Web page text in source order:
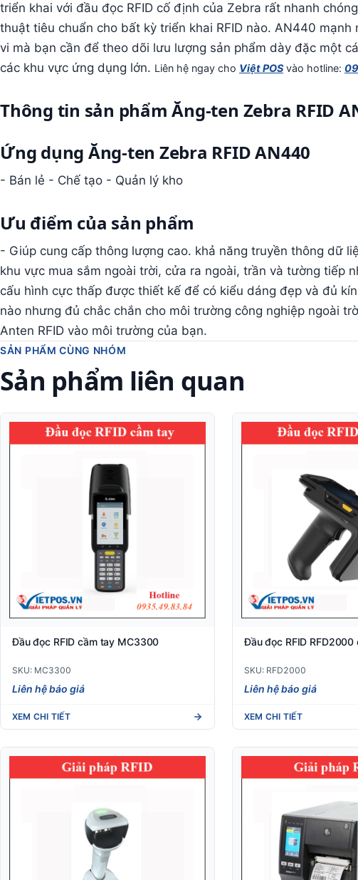
triển khai với đầu đọc RFID cố định của Zebra rất nhanh
thuật tiêu chuẩn cho bất kỳ triển khai RFID nào. AN440
vi mà bạn cần để theo dõi lưu lượng sản phẩm dày đặc một
các khu vực ứng dụng lớn. Liên hệ ngay cho Việt POSvào hotline:
Thông tin sản phẩm Ăng-ten Zebra RFID
Ứng dụng Ăng-ten Zebra RFID AN440
- Bán lẻ - Chế tạo - Quản lý kho
Ưu điểm của sản phẩm
- Giúp cung cấp thông lượng cao. khả năng truyền thông dữ
khu vực mua sắm ngoài trời, cửa ra ngoài, trần và tường tiếp
cấu hình cực thấp được thiết kế để có kiểu dáng đẹp và đủ
nào nhưng đủ chắc chắn cho môi trường công nghiệp ngoài
Anten RFID vào môi trường của bạn.
SẢN PHẨM CÙNG NHÓM
Sản phẩm liên quan
Đầu đọc RFID cầm tay MC3300
SKU: MC3300
Liên hệ báo giá
XEM CHI TIẾT
Đầu đọc RFID RFD2000
SKU: RFD2000
Liên hệ báo giá
XEM CHI TIẾT